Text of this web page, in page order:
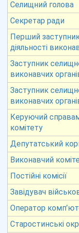
Селищний голова
Секретар ради
Перший
діяльності
Заступник
виконавчих
Заступник
виконавчих
Керуючий
комітету
Депутатський
Виконавчий
Постійні комісії
Завідувач
Оператор
Старостинські